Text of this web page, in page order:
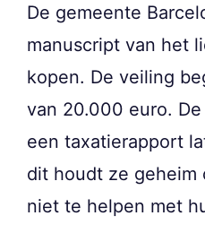
De gemeente
manuscript van het
kopen. De veiling
van 20.000 euro.
een taxatierapport
dit houdt ze geheim
niet te helpen met